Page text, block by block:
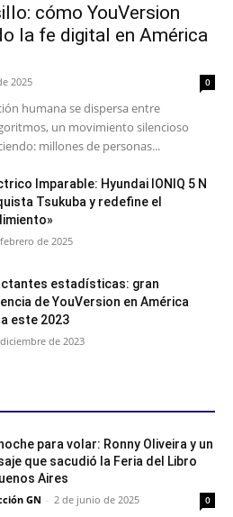
cómo YouVersion
la fe digital en América
2025 0
humana se dispersa entre
un movimiento silencioso
millones de personas...
Imparable: Hyundai IONIQ 5 N
Tsukuba y redefine el
de 2025
estadísticas: gran
de YouVersion en América
este 2023
de 2023
para volar: Ronny Oliveira y un
que sacudió la Feria del Libro
Aires
GN - 2 de junio de 2025 0